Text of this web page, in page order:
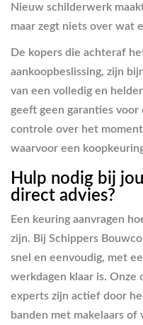
Nieuw schilderwerk
maar zegt niets over wat
De kopers die achteraf
aankoopbeslissing, zijn
van een volledig en
geeft geen garanties
controle over het
waarvoor een
Hulp nodig bij
direct advies?
Een keuring aanvragen
zijn. Bij Schippers
snel en eenvoudig, met
werkdagen klaar is.
experts zijn actief door
banden met makelaars of